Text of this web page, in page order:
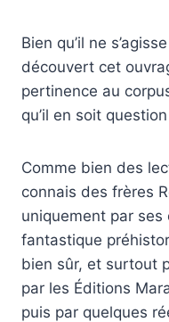
Bien qu’il ne
découvert cet
pertinence au
qu’il en soit
Comme bien des
connais des frères
uniquement par
fantastique
bien sûr, et surtout
par les Éditions
puis par quelques